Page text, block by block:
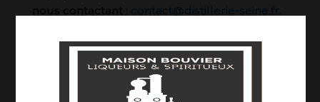
nous contactant : contact@distillerie-seine.fr